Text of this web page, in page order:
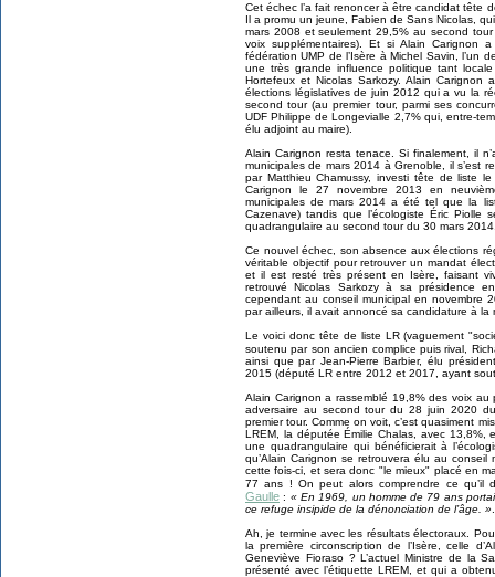
Cet échec l’a fait renoncer à être candidat tête
Il a promu un jeune, Fabien de Sans Nicolas,
mars 2008 et seulement 29,5% au second
voix supplémentaires). Et si Alain Carignon
fédération UMP de l’Isère à Michel Savin, l’un
une très grande influence politique tant
Hortefeux et Nicolas Sarkozy. Alain
élections législatives de juin 2012 qui a vu la
second tour (au premier tour, parmi ses
UDF Philippe de Longevialle 2,7% qui, entre-
élu adjoint au maire).
Alain Carignon resta tenace. Si finalement, il
municipales de mars 2014 à Grenoble, il s’est
par Matthieu Chamussy, investi tête de liste
Carignon le 27 novembre 2013 en
municipales de mars 2014 a été tel que la
Cazenave) tandis que l’écologiste Éric
quadrangulaire au second tour du 30 mars
Ce nouvel échec, son absence aux élections
véritable objectif pour retrouver un mandat
et il est resté très présent en Isère, faisant
retrouvé Nicolas Sarkozy à sa présidence
cependant au conseil municipal en novembre
par ailleurs, il avait annoncé sa candidature à
Le voici donc tête de liste LR (vaguement
soutenu par son ancien complice puis rival,
ainsi que par Jean-Pierre Barbier, élu
2015 (député LR entre 2012 et 2017, ayant
Alain Carignon a rassemblé 19,8% des voix
adversaire au second tour du 28 juin 2020
premier tour. Comme on voit, c’est quasiment
LREM, la députée Émilie Chalas, avec 13,8%,
une quadrangulaire qui bénéficierait à
qu’Alain Carignon se retrouvera élu au
cette fois-ci, et sera donc "le mieux" placé en
77 ans ! On peut alors comprendre ce
Gaulle : « En 1969, un homme de 79 ans
ce refuge insipide de la dénonciation de l’âge. ».
Ah, je termine avec les résultats électoraux.
la première circonscription de l’Isère, celle
Geneviève Fioraso ? L’actuel Ministre de la
présenté avec l’étiquette LREM, et qui a